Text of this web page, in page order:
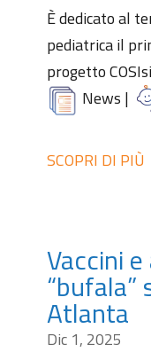
È dedicato al
pediatrica il
progetto
News |
SCOPRI DI PIÙ
Vaccini
“bufala”
Atlanta
Dic 1, 2025